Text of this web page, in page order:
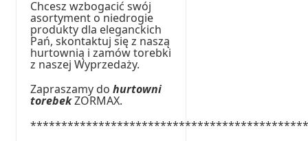
Chcesz wzbogacić swój
asortyment o niedrogie
produkty dla eleganckich
Pań, skontaktuj się z naszą
hurtownią i zamów torebki
z naszej Wyprzedaży.
Zapraszamy dohurtowni
torebekZORMAX.